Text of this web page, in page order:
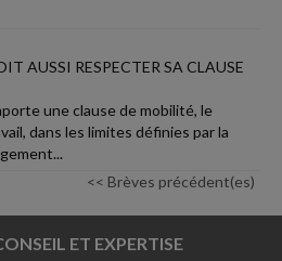
AUSSI RESPECTER SA CLAUSE
une clause de mobilité, le
dans les limites définies par la
<< Brèves précédent(es)
ET EXPERTISE